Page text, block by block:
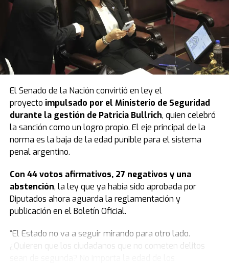
El Senado de la Nación convirtió en ley el
proyecto impulsado por el Ministerio de Seguridad
durante la gestión de Patricia Bullrich, quien celebró
la sanción como un logro propio. El eje principal de la
norma es la baja de la edad punible para el sistema
penal argentino.
Con 44 votos afirmativos, 27 negativos y una
abstención, la ley que ya había sido aprobada por
Diputados ahora aguarda la reglamentación y
publicación en el Boletín Oficial.
“El Estado no va a seguir mirando para otro lado.
¿Quieren que los ciudadanos que no cometen delitos